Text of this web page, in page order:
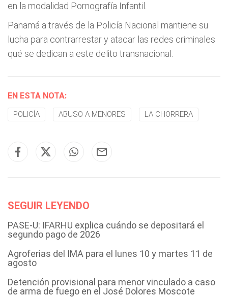
en la modalidad Pornografía Infantil.
Panamá a través de la Policía Nacional mantiene su
lucha para contrarrestar y atacar las redes criminales
qué se dedican a este delito transnacional.
EN ESTA NOTA:
POLICÍA ABUSO A MENORES LA CHORRERA
SEGUIR LEYENDO
PASE-U: IFARHU explica cuándo se depositará el
segundo pago de 2026
Agroferias del IMA para el lunes 10 y martes 11 de
agosto
Detención provisional para menor vinculado a caso
de arma de fuego en el José Dolores Moscote